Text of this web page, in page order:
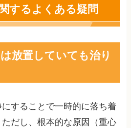
するよくある疑問
放置していても治り
することで一時的に落ち着
だし、根本的な原因（重心